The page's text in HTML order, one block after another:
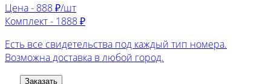
Цена - 888 ₽/шт
Комплект - 1888 ₽
Есть все свидетельства под каждый тип номера.
Возможна доставка в любой город.
Заказать